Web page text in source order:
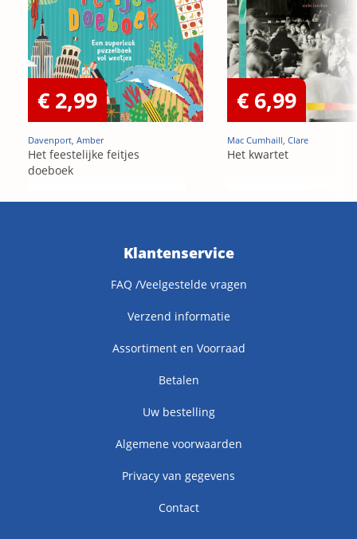
€ 2,99
Davenport, Amber
Het feestelijke feitjes
doeboek
€ 6,99
Mac Cumhaill, Clare
Het kwartet
Klantenservice
FAQ /Veelgestelde vragen
Verzend informatie
Assortiment en Voorraad
Betalen
Uw bestelling
Algemene voorwaarden
Privacy van gegevens
Contact